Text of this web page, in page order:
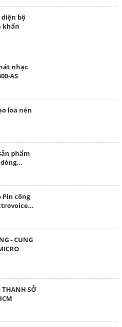
bộ
khẩn
nhạc
AS
loa nén
phẩm
Pin công
- CUNG
THANH SỞ